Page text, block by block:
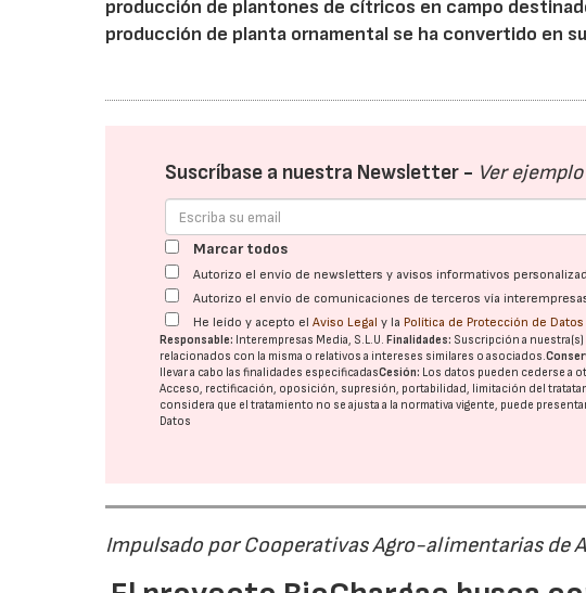
producción de plantones de cítricos en campo
producción de planta ornamental se ha convertido en
Suscríbase a nuestra Newsletter - Ver ejemplo
Marcar todos
Autorizo el envío de newsletters y avisos informativos
Autorizo el envío de comunicaciones de terceros vía
He leído y acepto elAviso Legal y la Política de Protección de Datos
Responsable: Interempresas Media, S.L.U. Finalidades: Suscripción a
relacionados con la misma o relativos a intereses similares o asociados.
llevar a cabo las finalidades especificadasCesión: Los datos pueden cederse a
Acceso, rectificación, oposición, supresión, portabilidad, limitación del
considera que el tratamiento no se ajusta a la normativa vigente, puede
Datos
Impulsado por Cooperativas Agro-alimentarias de